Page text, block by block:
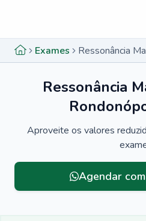
Exames
Ressonância
Aproveite os valores
Agendar